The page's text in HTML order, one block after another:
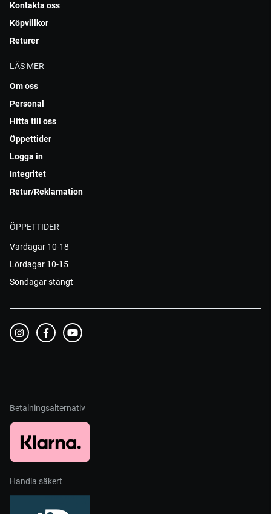
Kontakta oss
Köpvillkor
Returer
LÄS MER
Om oss
Personal
Hitta till oss
Öppettider
Logga in
Integritet
Retur/Reklamation
ÖPPETTIDER
Vardagar 10-18
Lördagar 10-15
Söndagar stängt
Betalningsalternativ
Handla säkert